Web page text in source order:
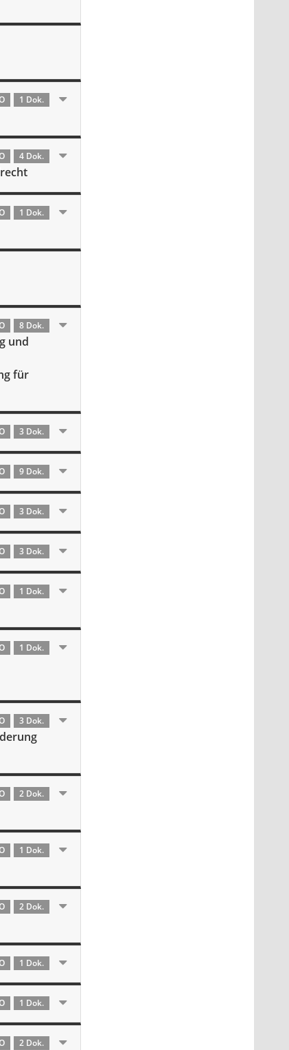
1 Dok.
4 Dok.
1 Dok.
8 Dok.
und
für
3 Dok.
9 Dok.
3 Dok.
3 Dok.
1 Dok.
1 Dok.
3 Dok.
2 Dok.
1 Dok.
2 Dok.
1 Dok.
1 Dok.
2 Dok.